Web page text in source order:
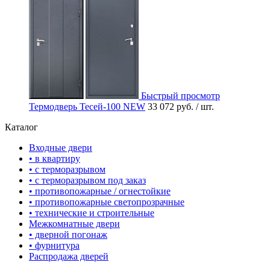
Быстрый просмотр
Термодверь Тесей-100 NEW 33 072 руб. / шт.
Каталог
Входные двери
• в квартиру
• с терморазрывом
• с терморазрывом под заказ
• противопожарные / огнестойкие
• противопожарные светопрозрачные
• технические и строительные
Межкомнатные двери
• дверной погонаж
• фурнитура
Распродажа дверей